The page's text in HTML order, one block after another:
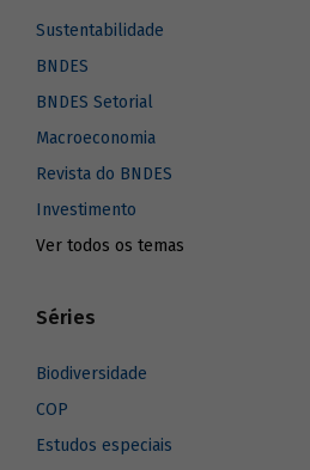
Sustentabilidade
BNDES
BNDES Setorial
Macroeconomia
Revista do BNDES
Investimento
Ver todos os temas
Séries
Biodiversidade
COP
Estudos especiais